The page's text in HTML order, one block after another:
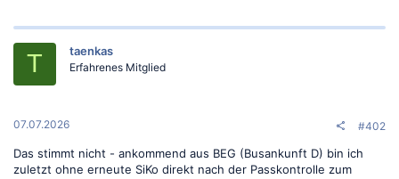
T taenkas
Erfahrenes Mitglied
07.07.2026 #402
Das stimmt nicht - ankommend aus BEG (Busankunft D) bin ich
zuletzt ohne erneute SiKo direkt nach der Passkontrolle zum